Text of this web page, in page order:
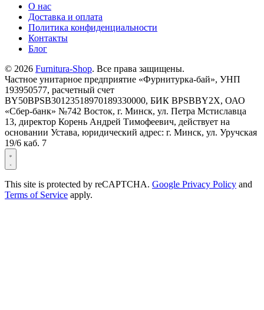
О нас
Доставка и оплата
Политика конфиденциальности
Контакты
Блог
© 2026 Furnitura-Shop. Все права защищены.
Частное унитарное предприятие «Фурнитурка-бай», УНП
193950577, расчетный счет
BY50BPSB30123518970189330000, БИК BPSBBY2X, ОАО
«Сбер-банк» №742 Восток, г. Минск, ул. Петра Мстиславца
13, директор Корень Андрей Тимофеевич, действует на
основании Устава, юридический адрес: г. Минск, ул. Уручская
19/6 каб. 7
This site is protected by reCAPTCHA. Google Privacy Policy and
Terms of Service apply.